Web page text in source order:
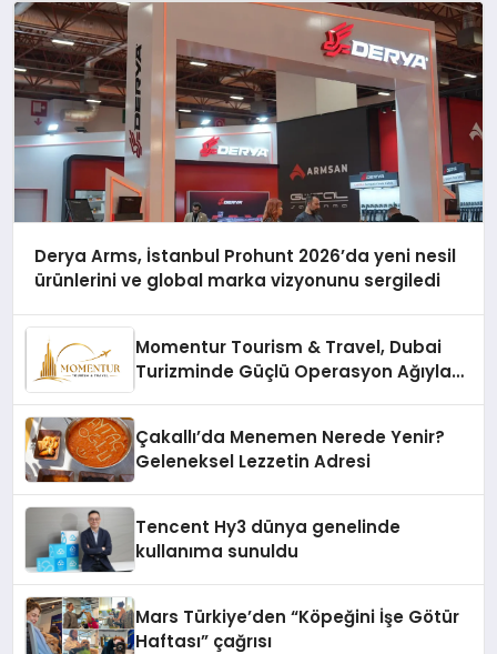
Derya Arms, İstanbul Prohunt 2026’da yeni nesil
ürünlerini ve global marka vizyonunu sergiledi
Momentur Tourism & Travel, Dubai
Turizminde Güçlü Operasyon Ağıyla
Çakallı’da Menemen Nerede Yenir?
Geleneksel Lezzetin Adresi
Tencent Hy3 dünya genelinde
kullanıma sunuldu
Mars Türkiye’den “Köpeğini İşe Götür
Haftası” çağrısı